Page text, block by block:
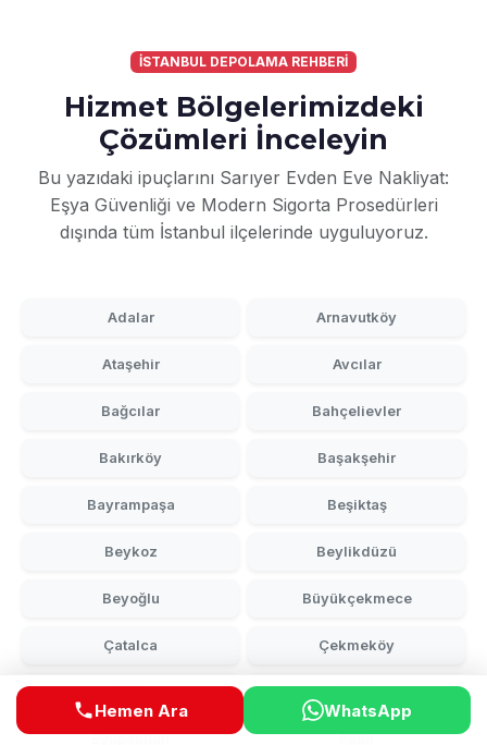
İSTANBUL DEPOLAMA REHBERİ
Hizmet Bölgelerimizdeki
Çözümleri İnceleyin
Bu yazıdaki ipuçlarını Sarıyer Evden Eve Nakliyat:
Eşya Güvenliği ve Modern Sigorta Prosedürleri
dışında tüm İstanbul ilçelerinde uyguluyoruz.
Adalar Arnavutköy
Ataşehir Avcılar
Bağcılar Bahçelievler
Bakırköy Başakşehir
Bayrampaşa Beşiktaş
Beykoz Beylikdüzü
Beyoğlu Büyükçekmece
Çatalca Çekmeköy
Esenler Esenyurt
Eyüpsultan Fatih
Hemen Ara WhatsApp